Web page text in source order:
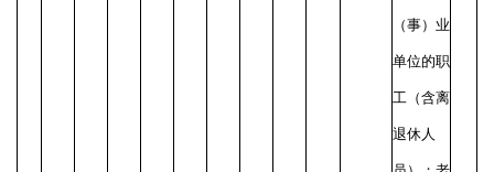
（事）业
单位的职
工（含离
退休人